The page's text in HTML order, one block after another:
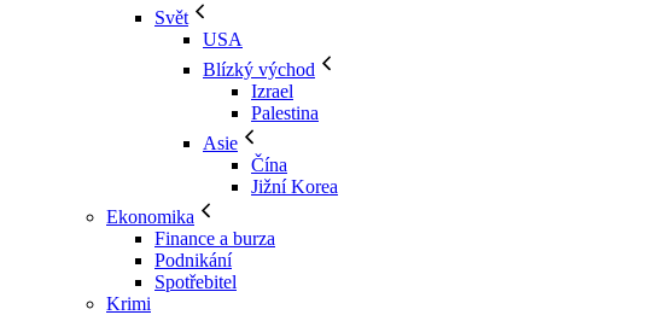
Svět
USA
Blízký východ
Izrael
Palestina
Asie
Čína
Jižní Korea
Ekonomika
Finance a burza
Podnikání
Spotřebitel
Krimi